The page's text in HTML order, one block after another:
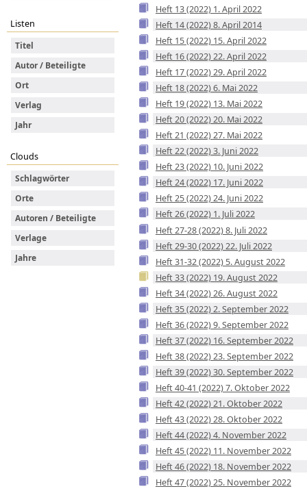
Listen
Titel
Autor / Beteiligte
Ort
Verlag
Jahr
Clouds
Schlagwörter
Orte
Autoren / Beteiligte
Verlage
Jahre
Heft 13 (2022) 1. April 2022
Heft 14 (2022) 8. April 2014
Heft 15 (2022) 15. April 2022
Heft 16 (2022) 22. April 2022
Heft 17 (2022) 29. April 2022
Heft 18 (2022) 6. Mai 2022
Heft 19 (2022) 13. Mai 2022
Heft 20 (2022) 20. Mai 2022
Heft 21 (2022) 27. Mai 2022
Heft 22 (2022) 3. Juni 2022
Heft 23 (2022) 10. Juni 2022
Heft 24 (2022) 17. Juni 2022
Heft 25 (2022) 24. Juni 2022
Heft 26 (2022) 1. Juli 2022
Heft 27-28 (2022) 8. Juli 2022
Heft 29-30 (2022) 22. Juli 2022
Heft 31-32 (2022) 5. August 2022
Heft 33 (2022) 19. August 2022
Heft 34 (2022) 26. August 2022
Heft 35 (2022) 2. September 2022
Heft 36 (2022) 9. September 2022
Heft 37 (2022) 16. September 2022
Heft 38 (2022) 23. September 2022
Heft 39 (2022) 30. September 2022
Heft 40-41 (2022) 7. Oktober 2022
Heft 42 (2022) 21. Oktober 2022
Heft 43 (2022) 28. Oktober 2022
Heft 44 (2022) 4. November 2022
Heft 45 (2022) 11. November 2022
Heft 46 (2022) 18. November 2022
Heft 47 (2022) 25. November 2022